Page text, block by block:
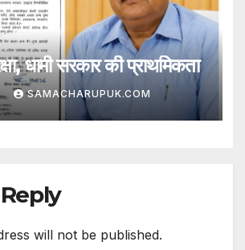
धामी सरकार की प्राथमिकता
SAMACHARUPUK.COM
will not be published.